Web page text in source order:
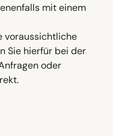
mit einem
voraussichtliche
Sie hierfür bei der
oder